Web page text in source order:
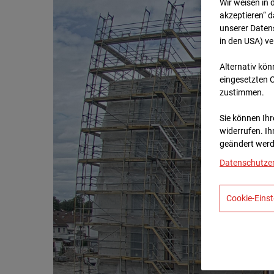
Wir weisen in
akzeptieren“
unserer
in den USA)
Alternativ
eingesetzten
zustimmen.
Sie können
widerrufen.
geändert
Cookie-